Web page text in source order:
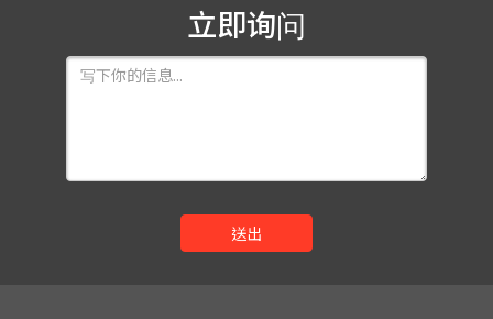
立即询问
送出